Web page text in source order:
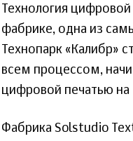
Технология
фабрике, одна из
Технопарк «Калибр»
всем процессом,
цифровой печатью на
Фабрика Solstudio